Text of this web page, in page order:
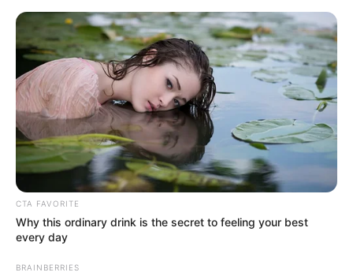
CTA FAVORITE
Why this ordinary drink is the secret to feeling your best
every day
BRAINBERRIES